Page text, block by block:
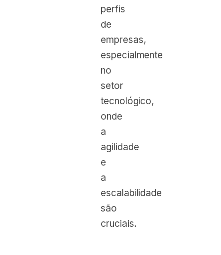
perfis
de
empresas,
especialmente
no
setor
tecnológico,
onde
a
agilidade
e
a
escalabilidade
são
cruciais.